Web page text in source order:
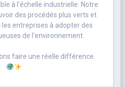
à l’échelle industrielle. Notre
des procédés plus verts et
entreprises à adopter des
de l’environnement.
faire une réelle différence.